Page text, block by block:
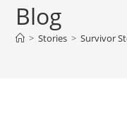
Blog
> Stories > Survivor